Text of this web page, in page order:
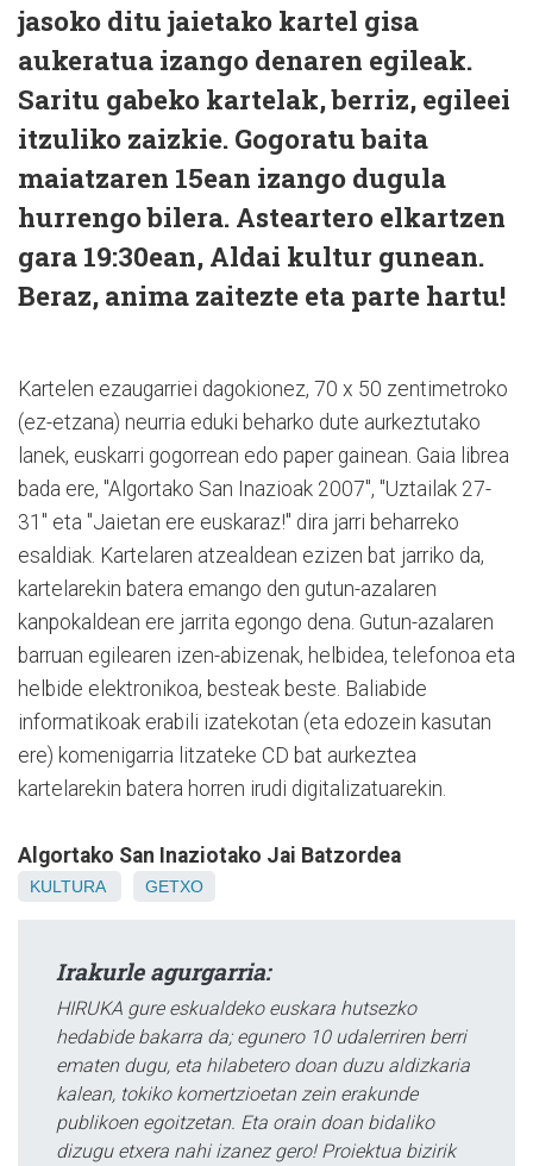
jasoko ditu jaietako kartel gisa
aukeratua izango denaren egileak.
Saritu gabeko kartelak, berriz, egileei
itzuliko zaizkie. Gogoratu baita
maiatzaren 15ean izango dugula
hurrengo bilera. Asteartero elkartzen
gara 19:30ean, Aldai kultur gunean.
Beraz, anima zaitezte eta parte hartu!
Kartelen ezaugarriei dagokionez, 70 x 50 zentimetroko
(ez-etzana) neurria eduki beharko dute aurkeztutako
lanek, euskarri gogorrean edo paper gainean. Gaia librea
bada ere, "Algortako San Inazioak 2007", "Uztailak 27-
31" eta "Jaietan ere euskaraz!" dira jarri beharreko
esaldiak. Kartelaren atzealdean ezizen bat jarriko da,
kartelarekin batera emango den gutun-azalaren
kanpokaldean ere jarrita egongo dena. Gutun-azalaren
barruan egilearen izen-abizenak, helbidea, telefonoa eta
helbide elektronikoa, besteak beste. Baliabide
informatikoak erabili izatekotan (eta edozein kasutan
ere) komenigarria litzateke CD bat aurkeztea
kartelarekin batera horren irudi digitalizatuarekin.
Algortako San Inaziotako Jai Batzordea
KULTURA GETXO
Irakurle agurgarria:
HIRUKA gure eskualdeko euskara hutsezko
hedabide bakarra da; egunero 10 udalerriren berri
ematen dugu, eta hilabetero doan duzu aldizkaria
kalean, tokiko komertzioetan zein erakunde
publikoen egoitzetan. Eta orain doan bidaliko
dizugu etxera nahi izanez gero! Proiektua bizirik